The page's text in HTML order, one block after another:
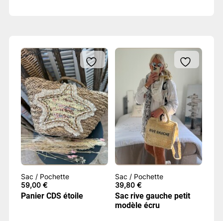
Sac / Pochette
59,00 €
Panier CDS étoile
Sac / Pochette
39,80€
Sac rive gauche petit
modèle écru